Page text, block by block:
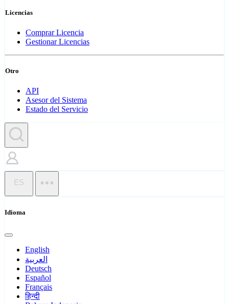
Licencias
Comprar Licencia
Gestionar Licencias
Otro
API
Asesor del Sistema
Estado del Servicio
ES
Idioma
English
العربية
Deutsch
Español
Français
हिन्दी